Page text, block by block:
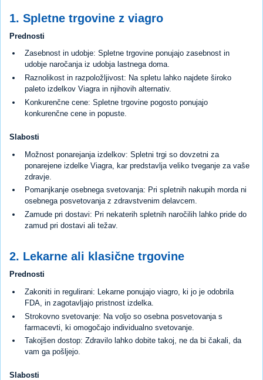
1. Spletne trgovine z viagro
Prednosti
Zasebnost in udobje: Spletne trgovine ponujajo zasebnost in
udobje naročanja iz udobja lastnega doma.
Raznolikost in razpoložljivost: Na spletu lahko najdete široko
paleto izdelkov Viagra in njihovih alternativ.
Konkurenčne cene: Spletne trgovine pogosto ponujajo
konkurenčne cene in popuste.
Slabosti
Možnost ponarejanja izdelkov: Spletni trgi so dovzetni za
ponarejene izdelke Viagra, kar predstavlja veliko tveganje za vaše
zdravje.
Pomanjkanje osebnega svetovanja: Pri spletnih nakupih morda ni
osebnega posvetovanja z zdravstvenim delavcem.
Zamude pri dostavi: Pri nekaterih spletnih naročilih lahko pride do
zamud pri dostavi ali težav.
2. Lekarne ali klasične trgovine
Prednosti
Zakoniti in regulirani: Lekarne ponujajo viagro, ki jo je odobrila
FDA, in zagotavljajo pristnost izdelka.
Strokovno svetovanje: Na voljo so osebna posvetovanja s
farmacevti, ki omogočajo individualno svetovanje.
Takojšen dostop: Zdravilo lahko dobite takoj, ne da bi čakali, da
vam ga pošljejo.
Slabosti